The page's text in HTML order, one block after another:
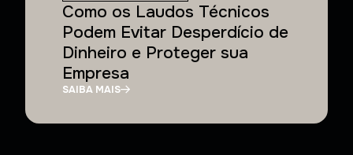
Como os Laudos Técnicos
Podem Evitar Desperdício de
Dinheiro e Proteger sua
Empresa
SAIBA MAIS